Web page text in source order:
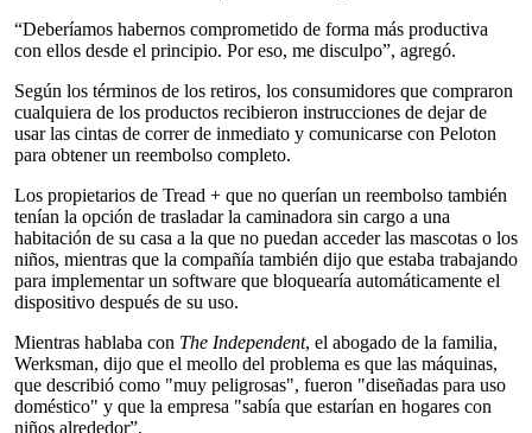
“Deberíamos habernos comprometido de forma más productiva
con ellos desde el principio. Por eso, me disculpo”, agregó.
Según los términos de los retiros, los consumidores que compraron
cualquiera de los productos recibieron instrucciones de dejar de
usar las cintas de correr de inmediato y comunicarse con Peloton
para obtener un reembolso completo.
Los propietarios de Tread + que no querían un reembolso también
tenían la opción de trasladar la caminadora sin cargo a una
habitación de su casa a la que no puedan acceder las mascotas o los
niños, mientras que la compañía también dijo que estaba trabajando
para implementar un software que bloquearía automáticamente el
dispositivo después de su uso.
Mientras hablaba con The Independent, el abogado de la familia,
Werksman, dijo que el meollo del problema es que las máquinas,
que describió como "muy peligrosas", fueron "diseñadas para uso
doméstico" y que la empresa "sabía que estarían en hogares con
niños alrededor”.